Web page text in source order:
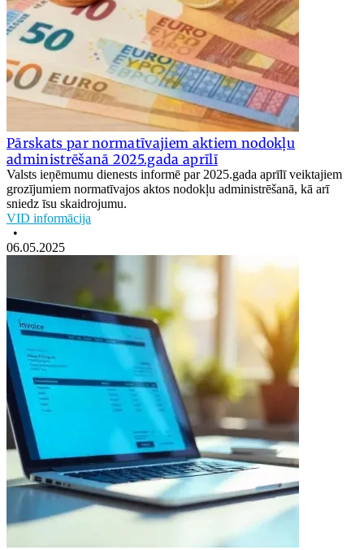
Pārskats par normatīvajiem aktiem nodokļu
administrēšanā 2025.gada aprīlī
Valsts ieņēmumu dienests informē par 2025.gada aprīlī veiktajiem
grozījumiem normatīvajos aktos nodokļu administrēšanā, kā arī
sniedz īsu skaidrojumu.
VID informācija
•
06.05.2025